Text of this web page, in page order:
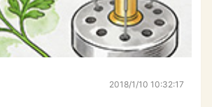
2018/1/10 10:32:17